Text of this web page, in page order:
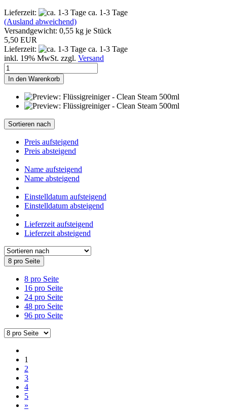
Lieferzeit:
ca. 1-3 Tage
(Ausland abweichend)
Versandgewicht: 0,55 kg je Stück
5,50 EUR
Lieferzeit:
ca. 1-3 Tage
inkl. 19% MwSt. zzgl. Versand
In den Warenkorb
Sortieren nach
Preis aufsteigend
Preis absteigend
Name aufsteigend
Name absteigend
Einstelldatum aufsteigend
Einstelldatum absteigend
Lieferzeit aufsteigend
Lieferzeit absteigend
8 pro Seite
8 pro Seite
16 pro Seite
24 pro Seite
48 pro Seite
96 pro Seite
1
2
3
4
5
»